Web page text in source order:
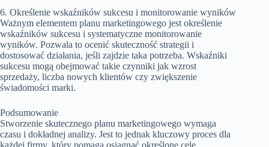
6. Określenie wskaźników sukcesu i monitorowanie wyników
Ważnym elementem planu marketingowego jest określenie
wskaźników sukcesu i systematyczne monitorowanie
wyników. Pozwala to ocenić skuteczność strategii i
dostosować działania, jeśli zajdzie taka potrzeba. Wskaźniki
sukcesu mogą obejmować takie czynniki jak wzrost
sprzedaży, liczba nowych klientów czy zwiększenie
świadomości marki.
Podsumowanie
Stworzenie skutecznego planu marketingowego wymaga
czasu i dokładnej analizy. Jest to jednak kluczowy proces dla
każdej firmy, który pomaga osiągnąć określone cele